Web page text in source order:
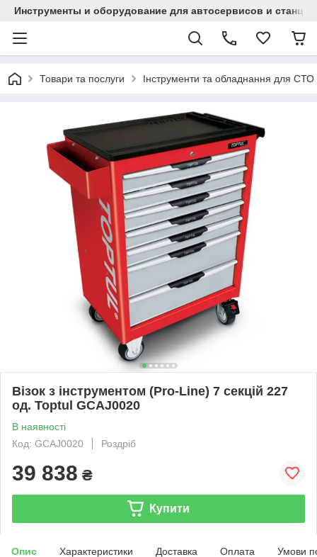
Инструменты и оборудование для автосервисов и
Товари та послуги Інструменти та обладнання для СТО
Візок з інструментом (Pro-Line) 7 секцій 227
од. Toptul GCAJ0020
В наявності
Код: GCAJ0020
Роздріб
39 838 ₴
Купити
Опис Характеристики Доставка Оплата Умови